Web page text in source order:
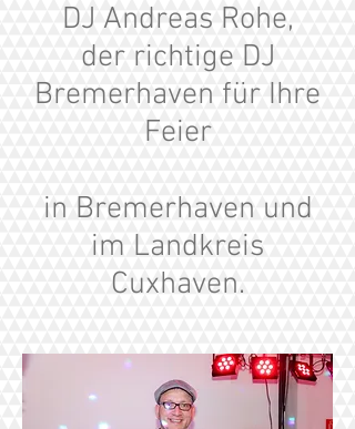
DJ Andreas Rohe,
der richtige DJ
Bremerhaven für Ihre
Feier
in Bremerhaven und
im Landkreis
Cuxhaven.